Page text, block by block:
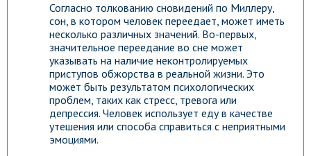
Согласно толкованию сновидений по Миллеру,
сон, в котором человек переедает, может иметь
несколько различных значений. Во-первых,
значительное переедание во сне может
указывать на наличие неконтролируемых
приступов обжорства в реальной жизни. Это
может быть результатом психологических
проблем, таких как стресс, тревога или
депрессия. Человек использует еду в качестве
утешения или способа справиться с неприятными
эмоциями.